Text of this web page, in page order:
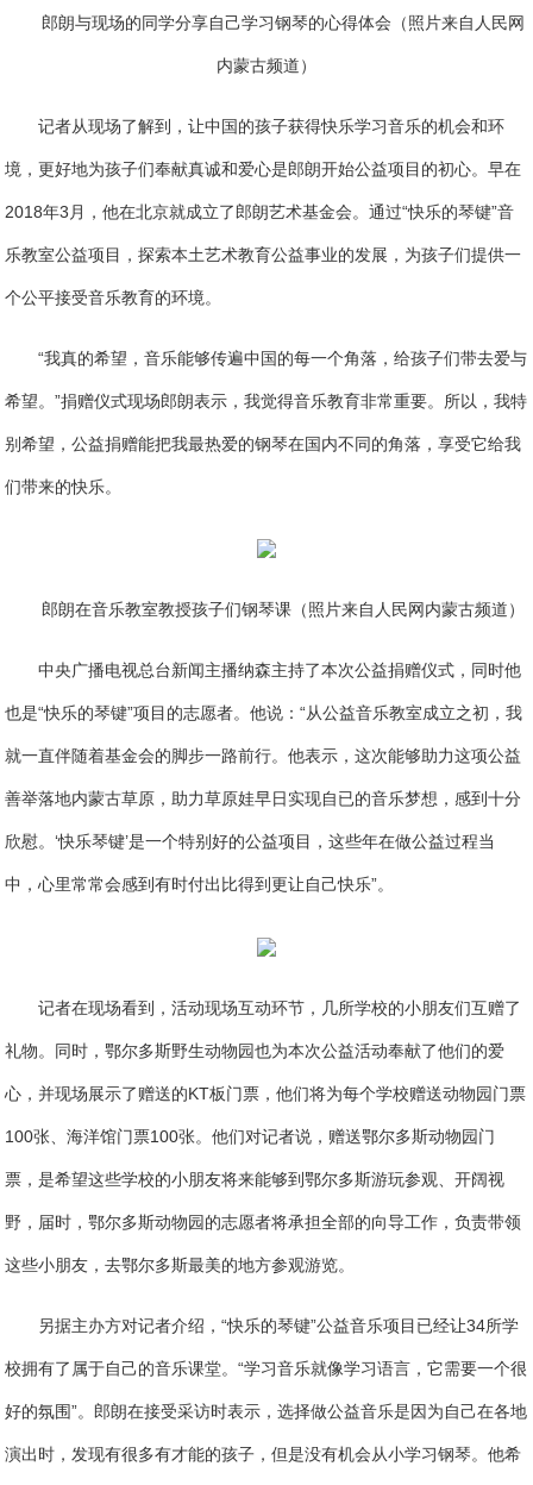
郎朗与现场的同学分享自己学习钢琴的心得体会（照片来自人民网
内蒙古频道）
记者从现场了解到，让中国的孩子获得快乐学习音乐的机会和环
境，更好地为孩子们奉献真诚和爱心是郎朗开始公益项目的初心。早在
2018年3月，他在北京就成立了郎朗艺术基金会。通过“快乐的琴键”音
乐教室公益项目，探索本土艺术教育公益事业的发展，为孩子们提供一
个公平接受音乐教育的环境。
“我真的希望，音乐能够传遍中国的每一个角落，给孩子们带去爱与
希望。”捐赠仪式现场郎朗表示，我觉得音乐教育非常重要。所以，我特
别希望，公益捐赠能把我最热爱的钢琴在国内不同的角落，享受它给我
们带来的快乐。
郎朗在音乐教室教授孩子们钢琴课（照片来自人民网内蒙古频道）
中央广播电视总台新闻主播纳森主持了本次公益捐赠仪式，同时他
也是“快乐的琴键”项目的志愿者。他说：“从公益音乐教室成立之初，我
就一直伴随着基金会的脚步一路前行。他表示，这次能够助力这项公益
善举落地内蒙古草原，助力草原娃早日实现自已的音乐梦想，感到十分
欣慰。‘快乐琴键’是一个特别好的公益项目，这些年在做公益过程当
中，心里常常会感到有时付出比得到更让自己快乐”。
记者在现场看到，活动现场互动环节，几所学校的小朋友们互赠了
礼物。同时，鄂尔多斯野生动物园也为本次公益活动奉献了他们的爱
心，并现场展示了赠送的KT板门票，他们将为每个学校赠送动物园门票
100张、海洋馆门票100张。他们对记者说，赠送鄂尔多斯动物园门
票，是希望这些学校的小朋友将来能够到鄂尔多斯游玩参观、开阔视
野，届时，鄂尔多斯动物园的志愿者将承担全部的向导工作，负责带领
这些小朋友，去鄂尔多斯最美的地方参观游览。
另据主办方对记者介绍，“快乐的琴键”公益音乐项目已经让34所学
校拥有了属于自己的音乐课堂。“学习音乐就像学习语言，它需要一个很
好的氛围”。郎朗在接受采访时表示，选择做公益音乐是因为自己在各地
演出时，发现有很多有才能的孩子，但是没有机会从小学习钢琴。他希